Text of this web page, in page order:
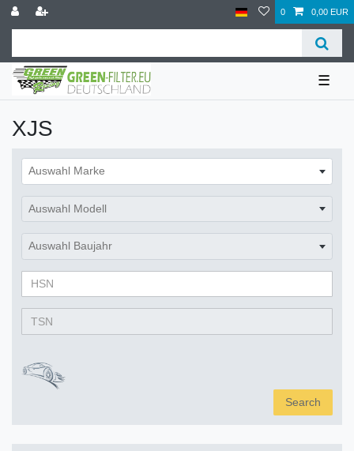
0 0,00 EUR
☰
XJS
Auswahl Marke
Auswahl Modell
Auswahl Baujahr
Search